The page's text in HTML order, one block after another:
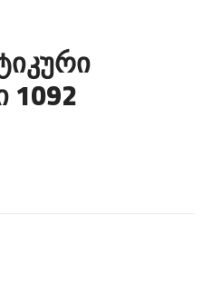
1092